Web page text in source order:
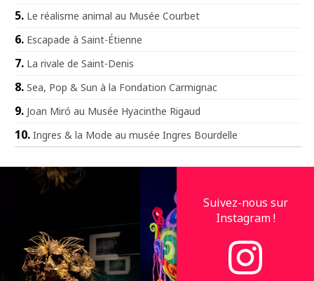
Le réalisme animal au Musée Courbet
Escapade à Saint-Étienne
La rivale de Saint-Denis
Sea, Pop & Sun à la Fondation Carmignac
Joan Miró au Musée Hyacinthe Rigaud
Ingres & la Mode au musée Ingres Bourdelle
Suivez-nous sur
Instagram !